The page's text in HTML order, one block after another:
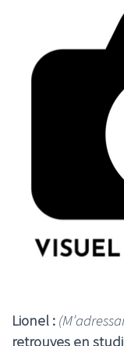
Lionel :
retrouves en